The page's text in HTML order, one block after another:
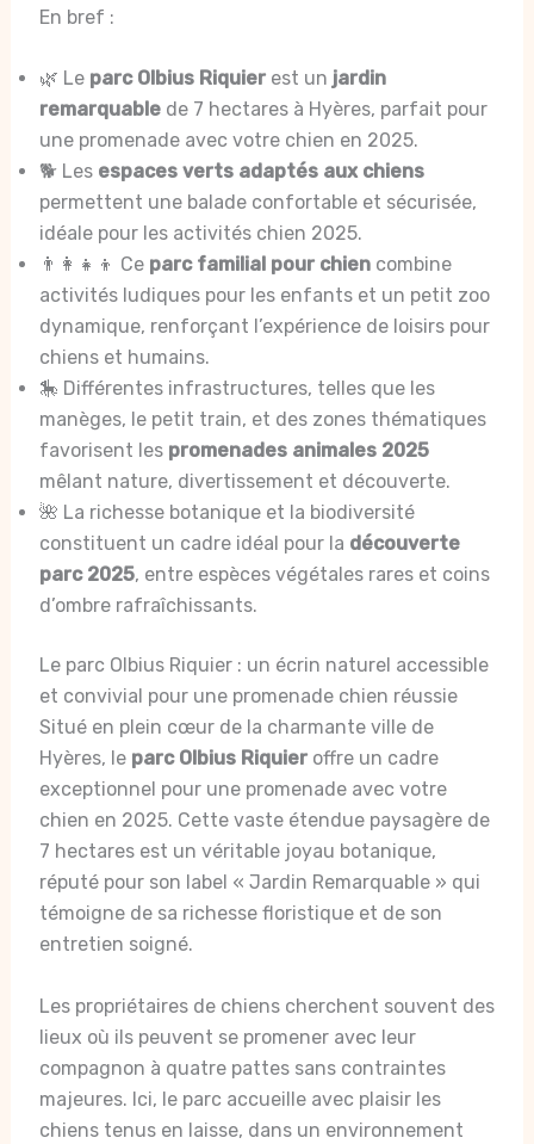
En bref :
🌿 Le parc Olbius Riquierest un jardin
remarquablede 7 hectares à Hyères, parfait pour
une promenade avec votre chien en 2025.
🐕 Les espaces verts adaptés aux chiens
permettent une balade confortable et sécurisée,
idéale pour les activités chien 2025.
👨‍👩‍👧‍👦 Ce parc familial pour chiencombine
activités ludiques pour les enfants et un petit zoo
dynamique, renforçant l’expérience de loisirs pour
chiens et humains.
🎠 Différentes infrastructures, telles que les
manèges, le petit train, et des zones thématiques
favorisent les promenades animales 2025
mêlant nature, divertissement et découverte.
🌺 La richesse botanique et la biodiversité
constituent un cadre idéal pour la découverte
parc 2025, entre espèces végétales rares et coins
d’ombre rafraîchissants.
Le parc Olbius Riquier : un écrin naturel accessible
et convivial pour une promenade chien réussie
Situé en plein cœur de la charmante ville de
Hyères, le parc Olbius Riquieroffre un cadre
exceptionnel pour une promenade avec votre
chien en 2025. Cette vaste étendue paysagère de
7 hectares est un véritable joyau botanique,
réputé pour son label « Jardin Remarquable » qui
témoigne de sa richesse floristique et de son
entretien soigné.
Les propriétaires de chiens cherchent souvent des
lieux où ils peuvent se promener avec leur
compagnon à quatre pattes sans contraintes
majeures. Ici, le parc accueille avec plaisir les
chiens tenus en laisse, dans un environnement